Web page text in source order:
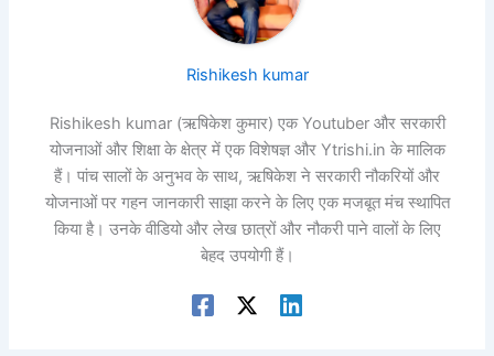
Rishikesh kumar
Rishikesh kumar (ऋषिकेश कुमार) एक Youtuber और सरकारी
योजनाओं और शिक्षा के क्षेत्र में एक विशेषज्ञ और Ytrishi.in के मालिक
हैं। पांच सालों के अनुभव के साथ, ऋषिकेश ने सरकारी नौकरियों और
योजनाओं पर गहन जानकारी साझा करने के लिए एक मजबूत मंच स्थापित
किया है। उनके वीडियो और लेख छात्रों और नौकरी पाने वालों के लिए
बेहद उपयोगी हैं।